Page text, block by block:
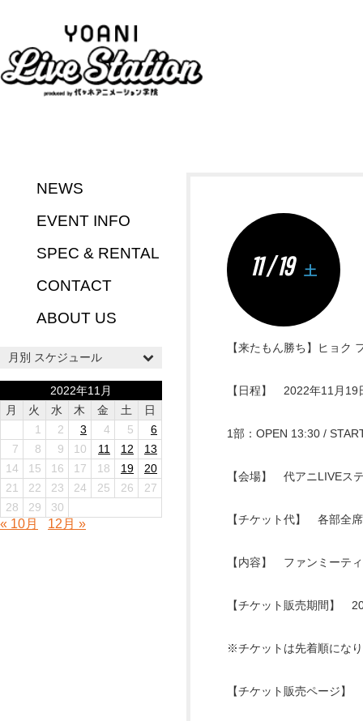
NEWS
EVENT INFO
SPEC & RENTAL
CONTACT
ABOUT US
月別 スケジュール
2022年11月
月
火 水 木 金 土
日
1
2 3 4 5
6
7
8 9 10 11 12
13
14
15 16 17 18 19
20
21
22 23 24 25 26
27
28
29 30
« 10月 12月 »
11 / 19 土
【来たもん勝ち】ヒョ
【日程】 2022年11月19
1部：OPEN 13:30 /
【会場】 代アニLIVEス
【チケット代】 各部全
【内容】 ファンミーテ
【チケット販売期間】
※チケットは先着順にな
【チケット販売ページ】